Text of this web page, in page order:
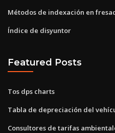
Métodos de indexación en
Índice de disyuntor
Featured Posts
Tos dps charts
Tabla de depreciación del
Consultores de tarifas